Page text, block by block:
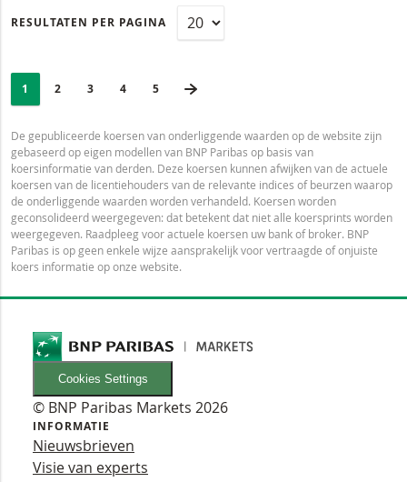
RESULTATEN PER PAGINA
PAGINERING
Selected:
PAGE
1 PAGINA
2 PAGINA
3 PAGINA
4 LAATSTE PAGINA
5
De gepubliceerde koersen van onderliggende waarden op de website zijn
gebaseerd op eigen modellen van BNP Paribas op basis van
koersinformatie van derden. Deze koersen kunnen afwijken van de actuele
koersen van de licentiehouders van de relevante indices of beurzen waarop
de onderliggende waarden worden verhandeld. Koersen worden
geconsolideerd weergegeven: dat betekent dat niet alle koersprints worden
weergegeven. Raadpleeg voor actuele koersen uw bank of broker. BNP
Paribas is op geen enkele wijze aansprakelijk voor vertraagde of onjuiste
koers informatie op onze website.
Cookies Settings
© BNP Paribas Markets 2026
INFORMATIE
Nieuwsbrieven
Visie van experts